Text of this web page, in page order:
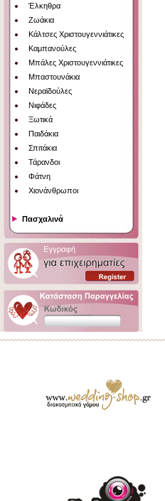
Έλκηθρα
Ζωάκια
Κάλτσες Χριστουγεννιάτικες
Καμπανούλες
Μπάλες Χριστουγεννιάτικες
Μπαστουνάκια
Νεραϊδούλες
Νιφάδες
Ξωτικά
Παιδάκια
Σπιτάκια
Τάρανδοι
Φάτνη
Χιονάνθρωποι
Πασχαλινά